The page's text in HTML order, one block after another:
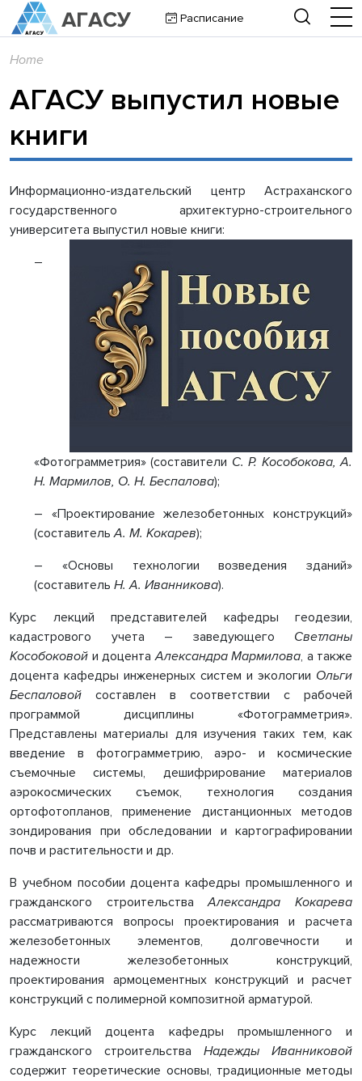
Расписание
Home
АГАСУ выпустил новые
книги
Информационно-издательский центр Астраханского
государственного архитектурно-строительного
университета выпустил новые книги:
–
«Фотограмметрия» (составители С. Р. Кособокова, А.
Н. Мармилов, О. Н. Беспалова);
– «Проектирование железобетонных конструкций»
(составительА. М. Кокарев);
– «Основы технологии возведения зданий»
(составитель Н. А. Иванникова).
Курс лекций представителей кафедры геодезии,
кадастрового учета – заведующего Светланы
Кособоковой и доцентаАлександра Мармилова, а также
доцента кафедры инженерных систем и экологии Ольги
Беспаловой составлен в соответствии с рабочей
программой дисциплины «Фотограмметрия».
Представлены материалы для изучения таких тем, как
введение в фотограмметрию, аэро- и космические
съемочные системы, дешифрирование материалов
аэрокосмических съемок, технология создания
ортофотопланов, применение дистанционных методов
зондирования при обследовании и картографировании
почв и растительности и др.
В учебном пособии доцента кафедры промышленного и
гражданского строительстваАлександра Кокарева
рассматриваются вопросы проектирования и расчета
железобетонных элементов, долговечности и
надежности железобетонных конструкций,
проектирования армоцементных конструкций и расчет
конструкций с полимерной композитной арматурой.
Курс лекций доцента кафедры промышленного и
гражданского строительства Надежды Иванниковой
содержит теоретические основы, традиционные методы